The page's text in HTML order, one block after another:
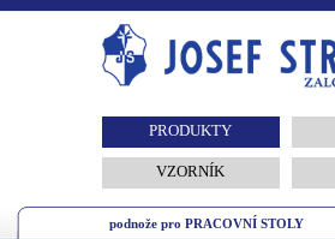
PRODUKTY
VZORNÍK
podnože pro PRACOVNÍ STOLY